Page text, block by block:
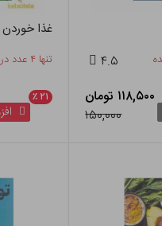
۴.۵
۱۱۸,۵۰۰ تومان
۱۵۰,۰۰۰
غذا خوردن
تنها ۴ عدد در انبار باقی مانده
۲۱ ٪